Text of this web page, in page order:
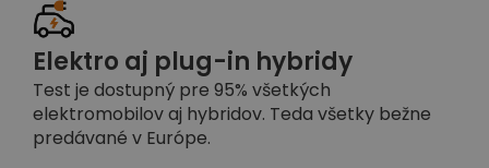
Elektro aj plug-in hybridy
Test je dostupný pre 95% všetkých
elektromobilov aj hybridov. Teda všetky bežne
predávané v Európe.